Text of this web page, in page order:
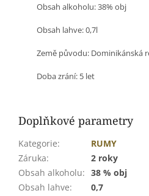
Obsah alkoholu: 38% obj
Obsah lahve: 0,7l
Země původu: Dominikánská
Doba zrání: 5 let
Doplňkové parametry
Kategorie:
RUMY
Záruka:
2 roky
Obsah alkoholu: 38 % obj
Obsah lahve: 0,7